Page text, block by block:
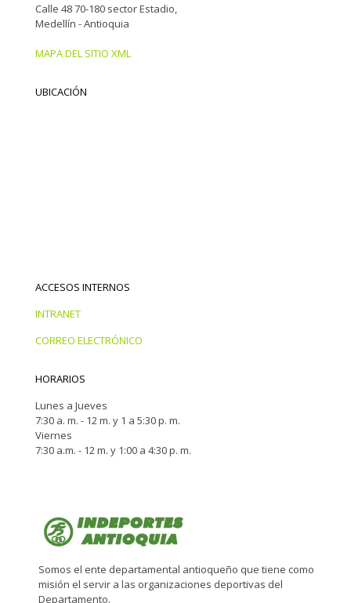
Calle 48 70-180 sector Estadio,
Medellín - Antioquia
MAPA DEL SITIO XML
UBICACIÓN
ACCESOS INTERNOS
INTRANET
CORREO ELECTRÓNICO
HORARIOS
Lunes a Jueves
7:30 a. m. - 12 m. y 1 a 5:30 p. m.
Viernes
7:30 a.m. - 12 m. y 1:00 a 4:30 p. m.
Somos el ente departamental antioqueño que tiene como
misión el servir a las organizaciones deportivas del
Departamento.